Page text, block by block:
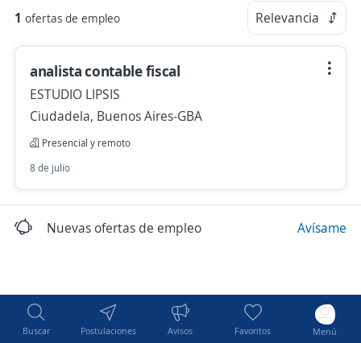
Buscar Postulaciones Avisos Favoritos Menú
1 ofertas de empleo Relevancia
analista contable fiscal
ESTUDIO LIPSIS
Ciudadela, Buenos Aires-GBA
Presencial y remoto
8 de julio
Nuevas ofertas de empleo Avísame